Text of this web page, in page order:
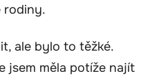
rodiny.
ale bylo to těžké.
jsem měla potíže najít